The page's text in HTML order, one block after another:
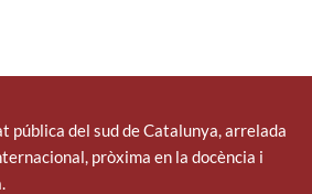
pública del sud de Catalunya, arrelada
pròxima en la docència i